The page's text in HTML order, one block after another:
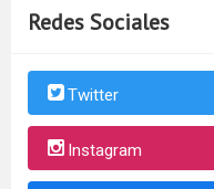
Redes Sociales
Twitter
Instagram